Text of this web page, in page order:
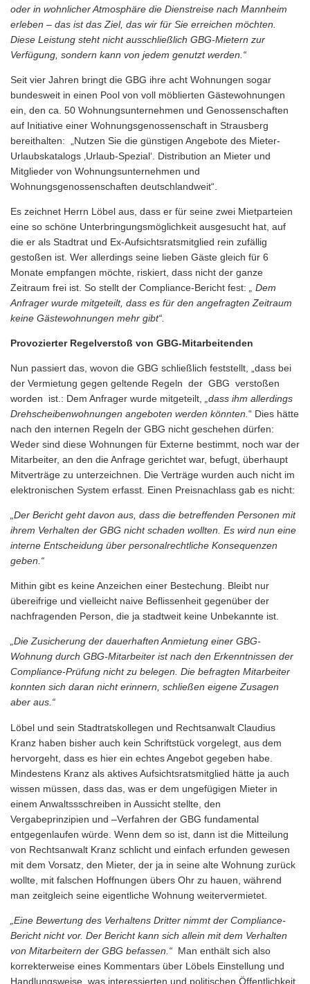
oder in wohnlicher Atmosphäre die Dienstreise nach Mannheim
erleben – das ist das Ziel, das wir für Sie erreichen möchten.
Diese Leistung steht nicht ausschließlich GBG-Mietern zur
Verfügung, sondern kann von jedem genutzt werden.“
Seit vier Jahren bringt die GBG ihre acht Wohnungen sogar
bundesweit in einen Pool von voll möblierten Gästewohnungen
ein, den ca. 50 Wohnungsunternehmen und Genossenschaften
auf Initiative einer Wohnungsgenossenschaft in Strausberg
bereithalten: „Nutzen Sie die günstigen Angebote des Mieter-
Urlaubskatalogs ‚Urlaub-Spezial‘. Distribution an Mieter und
Mitglieder von Wohnungsunternehmen und
Wohnungsgenossenschaften deutschlandweit“.
Es zeichnet Herrn Löbel aus, dass er für seine zwei Mietparteien
eine so schöne Unterbringungsmöglichkeit ausgesucht hat, auf
die er als Stadtrat und Ex-Aufsichtsratsmitglied rein zufällig
gestoßen ist. Wer allerdings seine lieben Gäste gleich für 6
Monate empfangen möchte, riskiert, dass nicht der ganze
Zeitraum frei ist. So stellt der Compliance-Bericht fest:
„ Dem
Anfrager wurde mitgeteilt, dass es für den angefragten Zeitraum
keine Gästewohnungen mehr gibt“.
Provozierter Regelverstoß von GBG-Mitarbeitenden
Nun passiert das, wovon die GBG schließlich feststellt, „dass bei
der Vermietung gegen geltende Regeln der GBG verstoßen
worden ist.: Dem Anfrager wurde mitgeteilt,
„dass ihm allerdings
Drehscheibenwohnungen angeboten werden könnten. “ Dies hätte
nach den internen Regeln der GBG nicht geschehen dürfen:
Weder sind diese Wohnungen für Externe bestimmt, noch war der
Mitarbeiter, an den die Anfrage gerichtet war, befugt, überhaupt
Mitverträge zu unterzeichnen. Die Verträge wurden auch nicht im
elektronischen System erfasst. Einen Preisnachlass gab es nicht:
„Der Bericht geht davon aus, dass die betreffenden Personen mit
ihrem Verhalten der GBG nicht schaden wollten. Es wird nun eine
interne Entscheidung über personalrechtliche Konsequenzen
geben.“
Mithin gibt es keine Anzeichen einer Bestechung. Bleibt nur
übereifrige und vielleicht naive Beflissenheit gegenüber der
nachfragenden Person, die ja stadtweit keine Unbekannte ist.
„Die Zusicherung der dauerhaften Anmietung einer GBG-
Wohnung durch GBG-Mitarbeiter ist nach den Erkenntnissen der
Compliance-Prüfung nicht zu belegen. Die befragten Mitarbeiter
konnten sich daran nicht erinnern, schließen eigene Zusagen
aber aus.“
Löbel und sein Stadtratskollegen und Rechtsanwalt Claudius
Kranz haben bisher auch kein Schriftstück vorgelegt, aus dem
hervorgeht, dass es hier ein echtes Angebot gegeben habe.
Mindestens Kranz als aktives Aufsichtsratsmitglied hätte ja auch
wissen müssen, dass das, was er dem ungefügigen Mieter in
einem Anwaltssschreiben in Aussicht stellte, den
Vergabeprinzipien und –Verfahren der GBG fundamental
entgegenlaufen würde. Wenn dem so ist, dann ist die Mitteilung
von Rechtsanwalt Kranz schlicht und einfach erfunden gewesen
mit dem Vorsatz, den Mieter, der ja in seine alte Wohnung zurück
wollte, mit falschen Hoffnungen übers Ohr zu hauen, während
man zeitgleich seine eigentliche Wohnung weitervermietet.
„Eine Bewertung des Verhaltens Dritter nimmt der Compliance-
Bericht nicht vor. Der Bericht kann sich allein mit dem Verhalten
von Mitarbeitern der GBG befassen.“ Man enthält sich also
korrekterweise eines Kommentars über Löbels Einstellung und
Handlungsweise, was interessierten und politischen Öffentlichkeit